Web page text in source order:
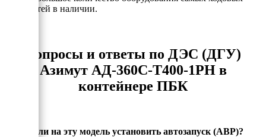
мощностей в наличии.
Вопросы и ответы по ДЭС (ДГУ)
Азимут АД-360С-Т400-1РН в
контейнере ПБК
Можно ли на эту модель установить автозапуск (АВР)?